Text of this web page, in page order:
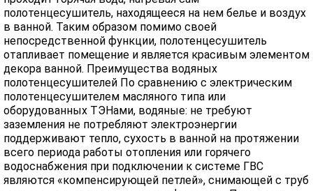
полотенцесушитель, находящееся на нем белье и воздух
в ванной. Таким образом помимо своей
непосредственной функции, полотенцесушитель
отапливает помещение и является красивым элементом
декора ванной. Преимущества водяных
полотенцесушителей По сравнению с электрическим
полотенцесушителем масляного типа или
оборудованных ТЭНами, водяные: не требуют
заземления не потребляют электроэнергии
поддерживают тепло, сухость в ванной на протяжении
всего периода работы отопления или горячего
водоснабжения при подключении к системе ГВС
являются «компенсирующей петлей», снимающей с труб